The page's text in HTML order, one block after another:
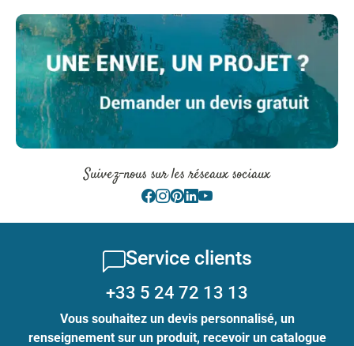
Suivez-nous sur les réseaux sociaux
Service clients
+33 5 24 72 13 13
Vous souhaitez un devis personnalisé, un
renseignement sur un produit, recevoir un catalogue